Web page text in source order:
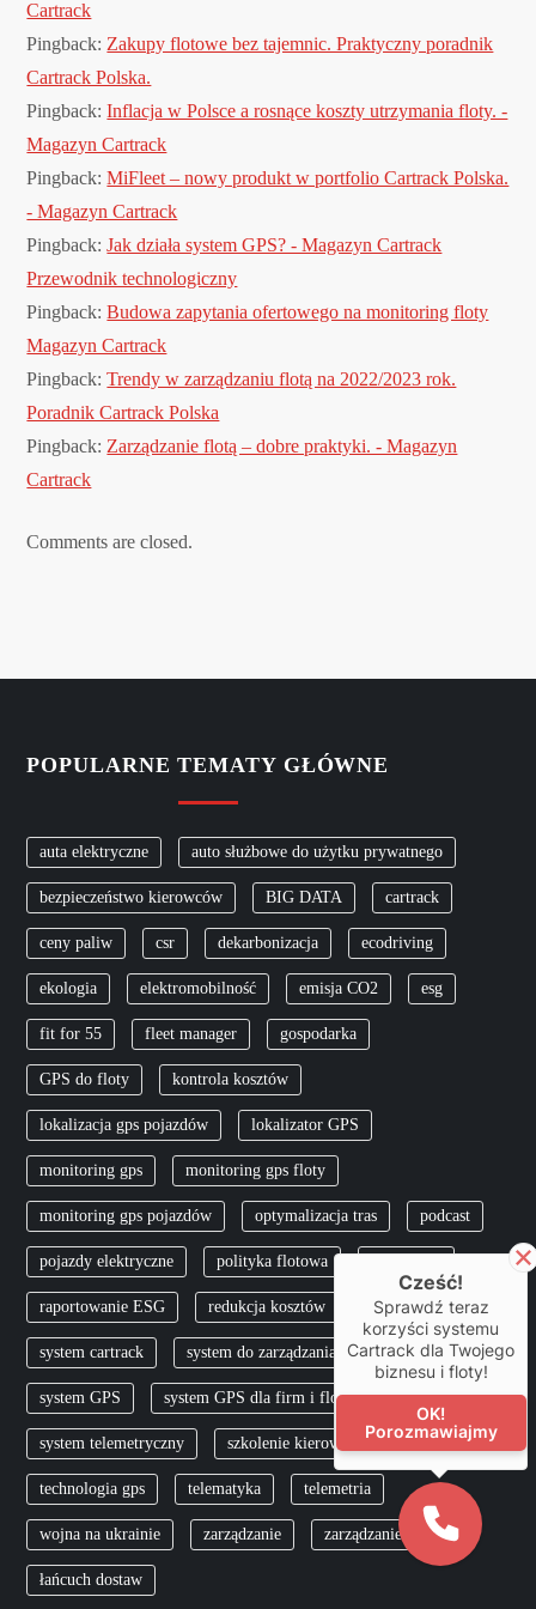
Cartrack
Pingback: Zakupy flotowe bez tajemnic. Praktyczny poradnik
Cartrack Polska.
Pingback:Inflacja w Polsce a rosnące koszty utrzymania floty. -
Magazyn Cartrack
Pingback:MiFleet – nowy produkt w portfolio Cartrack Polska.
- Magazyn Cartrack
Pingback:Jak działa system GPS? - Magazyn Cartrack
Przewodnik technologiczny
Pingback:Budowa zapytania ofertowego na monitoring floty
Magazyn Cartrack
Pingback:Trendy w zarządzaniu flotą na 2022/2023 rok.
Poradnik Cartrack Polska
Pingback: Zarządzanie flotą – dobre praktyki. - Magazyn
Cartrack
Comments are closed.
POPULARNE TEMATY GŁÓWNE
auta elektryczne auto służbowe do użytku prywatnego
bezpieczeństwo kierowców BIG DATA cartrack
ceny paliw csr dekarbonizacja ecodriving
ekologia elektromobilność emisja CO2 esg
fit for 55 fleet manager gospodarka
GPS do floty kontrola kosztów
lokalizacja gps pojazdów lokalizator GPS
monitoring gps monitoring gps floty
monitoring gps pojazdów optymalizacja tras podcast
pojazdy elektryczne polityka flotowa
raportowanie ESG redukcja kosztów skfs
system cartrack system do zarządzania flotą
system GPS system GPS dla firm i flot
system telemetryczny szkolenie kierowców TCO
technologia gps telematyka telemetria
wojna na ukrainie zarządzanie zarządzanie flotą
łańcuch dostaw
Cześć!
Sprawdź teraz
korzyści systemu
Cartrack dla Twojego
biznesu i floty!
OK!
Porozmawiajmy